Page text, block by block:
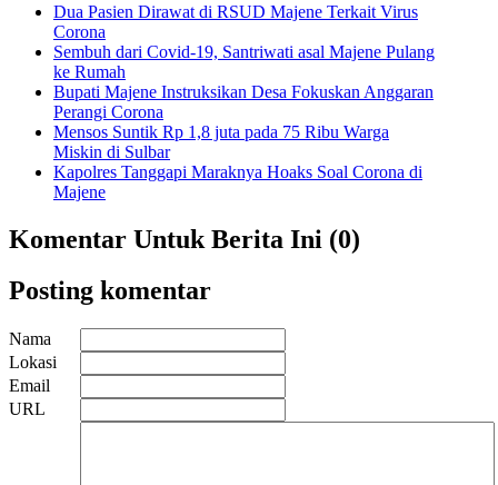
Dua Pasien Dirawat di RSUD Majene Terkait Virus
Corona
Sembuh dari Covid-19, Santriwati asal Majene Pulang
ke Rumah
Bupati Majene Instruksikan Desa Fokuskan Anggaran
Perangi Corona
Mensos Suntik Rp 1,8 juta pada 75 Ribu Warga
Miskin di Sulbar
Kapolres Tanggapi Maraknya Hoaks Soal Corona di
Majene
Komentar Untuk Berita Ini (0)
Posting komentar
Nama
Lokasi
Email
URL